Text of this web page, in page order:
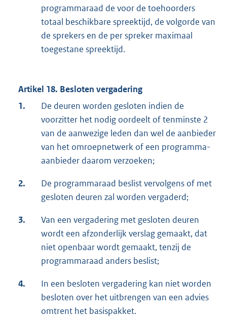
programmaraad de voor de toehoorders
totaal beschikbare spreektijd, de volgorde van
de sprekers en de per spreker maximaal
toegestane spreektijd.
Artikel 18. Besloten vergadering
1.
De deuren worden gesloten indien de
voorzitter het nodig oordeelt of tenminste 2
van de aanwezige leden dan wel de aanbieder
van het omroepnetwerk of een programma-
aanbieder daarom verzoeken;
2.
De programmaraad beslist vervolgens of met
gesloten deuren zal worden vergaderd;
3.
Van een vergadering met gesloten deuren
wordt een afzonderlijk verslag gemaakt, dat
niet openbaar wordt gemaakt, tenzij de
programmaraad anders beslist;
4.
In een besloten vergadering kan niet worden
besloten over het uitbrengen van een advies
omtrent het basispakket.